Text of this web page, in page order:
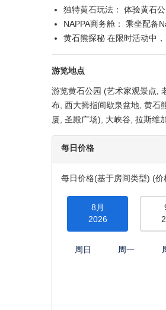
产品概要
服务权益
行程特色
入住黄石公园门口： 入住
NAPPA商务舱： 乘坐配备
黄石熊探秘 在限时活动中
游览地点
游览黄石公园 (艺术家观景点,
布, 西大拇指间歇泉盆地, 黄
厦, 圣殿广场), 大峡谷, 拉斯